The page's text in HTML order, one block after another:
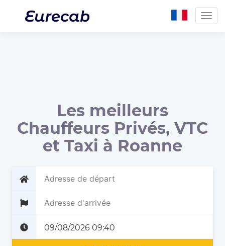
Les meilleurs
Chauffeurs Privés, VTC
et Taxi à Roanne